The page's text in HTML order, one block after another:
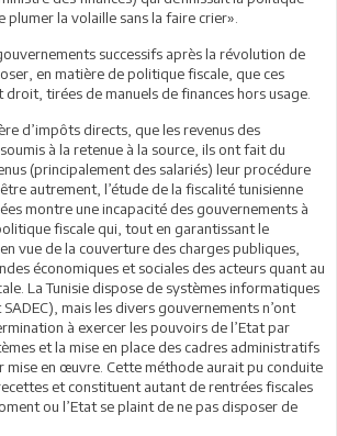
plumer la volaille sans la faire crier».
successifs après la révolution de
en matière de politique fiscale, que ces
tirées de manuels de finances hors usage.
d’impôts directs, que les revenus des
à la retenue à la source, ils ont fait du
(principalement des salariés) leur procédure
autrement, l’étude de la fiscalité tunisienne
montre une incapacité des gouvernements à
fiscale qui, tout en garantissant le
vue de la couverture des charges publiques,
économiques et sociales des acteurs quant au
La Tunisie dispose de systèmes informatiques
mais les divers gouvernements n’ont
à exercer les pouvoirs de l’Etat par
et la mise en place des cadres administratifs
mise en œuvre. Cette méthode aurait pu conduite
et constituent autant de rentrées fiscales
ou l’Etat se plaint de ne pas disposer de